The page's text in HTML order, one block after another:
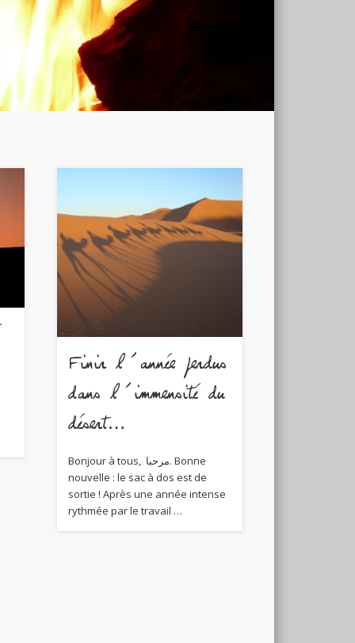
Finir l’année perdus
dans l’immensité du
désert…
Bonjour à tous, مرحبا. Bonne
nouvelle : le sac à dos est de
sortie ! Après une année intense
rythmée par le travail …